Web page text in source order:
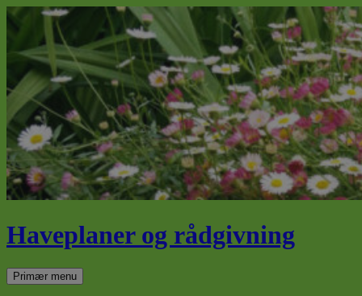
Haveplaner og rådgivning
SøgPrimær menu
til